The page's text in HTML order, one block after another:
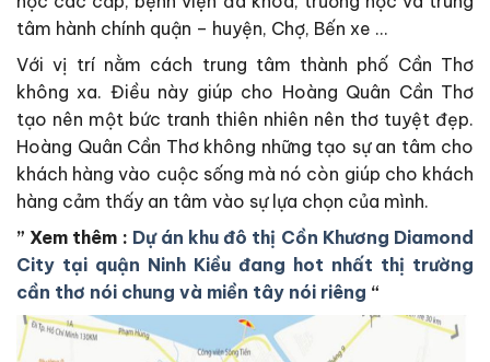
tâm hành chính quận – huyện, Chợ, Bến xe …
Với vị trí nằm cách trung tâm thành phố Cần Thơ
không xa. Điều này giúp cho Hoàng Quân Cần Thơ
tạo nên một bức tranh thiên nhiên nên thơ tuyệt đẹp.
Hoàng Quân Cần Thơ không những tạo sự an tâm cho
khách hàng vào cuộc sống mà nó còn giúp cho khách
hàng cảm thấy an tâm vào sự lựa chọn của mình.
” Xem thêm : Dự án khu đô thị Cồn Khương Diamond
City tại quận Ninh Kiều đang hot nhất thị trường
cần thơ nói chung và miền tây nói riêng “